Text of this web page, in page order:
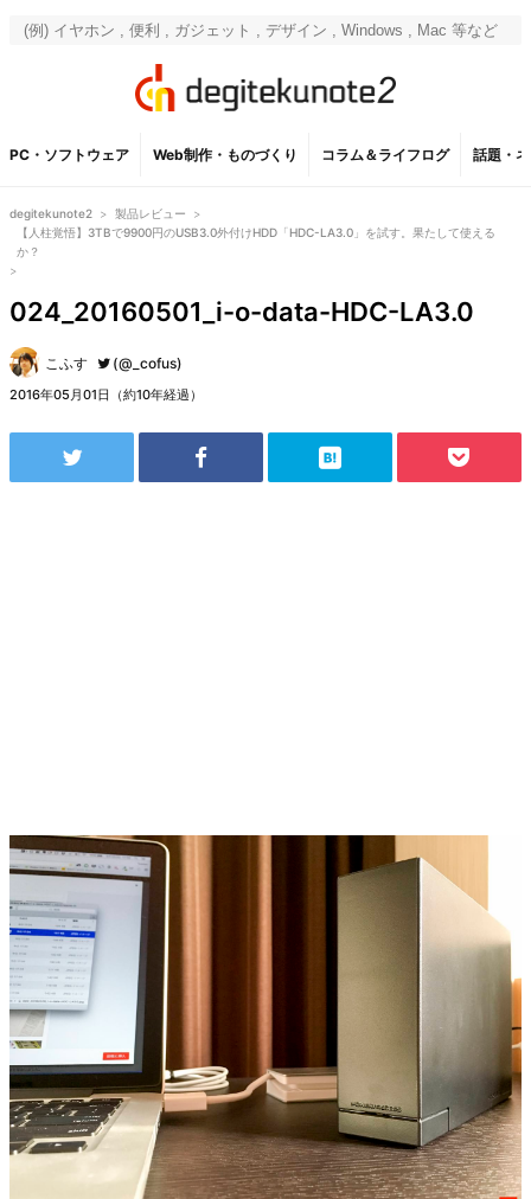
PC・ソフトウェア Web制作・ものづくり コラム＆ライフログ 話題・
degitekunote2 > 製品レビュー
>
【人柱覚悟】3TBで9900円のUSB3.0外付けHDD「HDC-LA3.0」を試す。果たして使える
か？
>
024_20160501_i-o-data-HDC-LA3.0
こふす (@_cofus)
2016年05月01日（約10年経過）